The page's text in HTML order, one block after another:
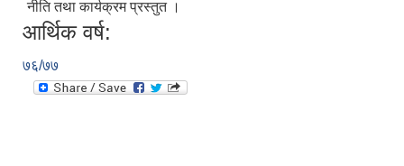
नीति तथा कार्यक्रम प्रस्तुत ।
आर्थिक वर्ष:
७६/७७